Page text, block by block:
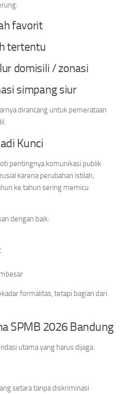
favorit
tertentu
domisili / zonasi
simpang siur
dirancang untuk pemerataan
Kunci
pentingnya komunikasi publik
karena perubahan istilah,
ke tahun sering memicu
dengan baik:
formalitas, tetapi bagian dari
SPMB 2026 Bandung
utama yang harus dijaga:
setara tanpa diskriminasi